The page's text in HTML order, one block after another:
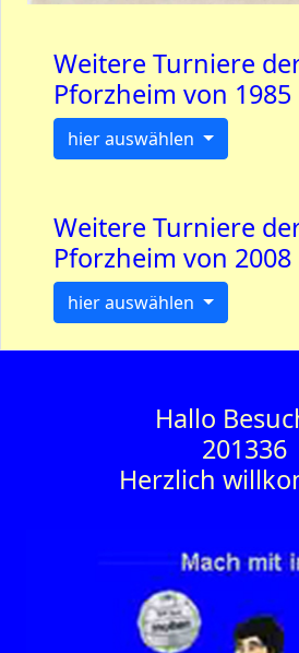
Weitere Turniere
Pforzheim von 1985
hier auswählen
Weitere Turniere
Pforzheim von
hier auswählen
Hallo
201336
Herzlich